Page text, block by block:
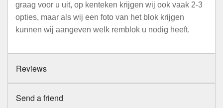
graag voor u uit, op kenteken krijgen wij ook vaak 2-3
opties, maar als wij een foto van het blok krijgen
kunnen wij aangeven welk remblok u nodig heeft.
Reviews
Send a friend